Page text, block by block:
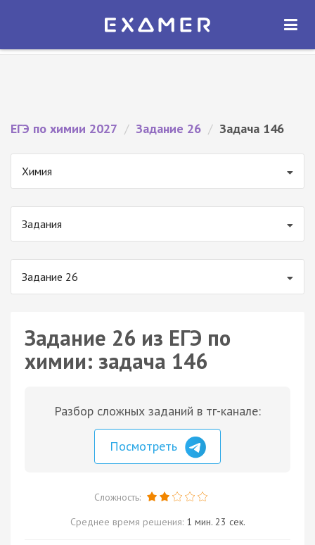
Экзамер — ЕГЭ 2027
ОТКРЫТЬ
ЕГЭ по химии 2027 / Задание 26 / Задача 146
Химия
Задания
Задание 26
Задание 26 из ЕГЭ по
химии: задача 146
Разбор сложных заданий в тг-канале:
Посмотреть
Сложность:
Среднее время решения: 1 мин. 23 сек.